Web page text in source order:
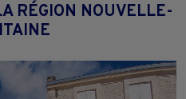
RÉGION NOUVELLE-